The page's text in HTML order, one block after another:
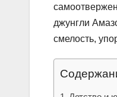
джунгли
смелость,